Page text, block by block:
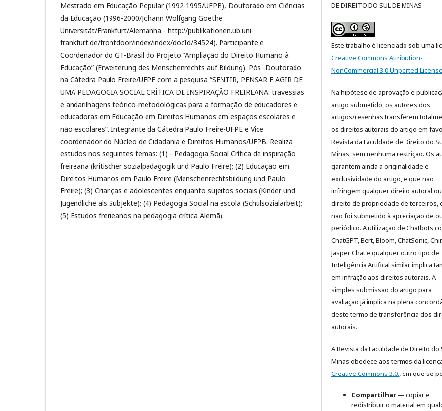
Mestrado em Educação Popular (1992-1995/UFPB), Doutorado em Ciências
da Educação (1996-2000/Johann Wolfgang Goethe
Universität/Frankfurt/Alemanha - http://publikationen.ub.uni-
frankfurt.de/frontdoor/index/index/docId/34524). Participante e
Coordenador do GT-Brasil do Projeto “Ampliação do Direito Humano à
Educação” (Erweiterung des Menschenrechts auf Bildung). Pós -Doutorado
na Cátedra Paulo Freire/UFPE com a pesquisa “SENTIR, PENSAR E AGIR DE
UMA PEDAGOGIA SOCIAL CRÍTICA DE INSPIRAÇÃO FREIREANA: travessias
e andarilhagens teórico-metodológicas para a formação de educadores e
educadoras em Educação em Direitos Humanos em espaços escolares e
não escolares”. Integrante da Cátedra Paulo Freire-UFPE e Vice
coordenador do Núcleo de Cidadania e Direitos Humanos/UFPB. Realiza
estudos nos seguintes temas: (1) - Pedagogia Social Crítica de inspiração
freireana (kritischer sozialpädagogik und Paulo Freire); (2) Educação em
Direitos Humanos em Paulo Freire (Menschenrechtsbildung und Paulo
Freire); (3) Crianças e adolescentes enquanto sujeitos sociais (Kinder und
Jugendliche als Subjekte); (4) Pedagogia Social na escola (Schulsozialarbeit);
(5) Estudos frerieanos na pedagogia crítica Alemã).
DE DIREITO DO SUL DE MINAS
Este trabalho é licenciado sob uma
Creative Commons Attribution-
NonCommercial 3.0 Unported License
Na hipótese de aprovação e
artigo submetido, os autores dos
artigos/resenhas transferem
os direitos autorais do artigo em
Revista da Faculdade de Direito do
Minas, sem nenhuma restrição. Os
garantem ainda a originalidade e
exclusividade do artigo, e que não
infringem qualquer direito autoral
direito de propriedade de terceiros,
não foi submetido à apreciação de
periódico. A utilização de Chatbots
ChatGPT, Bert, Bloom, ChatSonic,
Jasper Chat e qualquer outro tipo de
Inteligência Artifical similar implica
em infração aos direitos autorais. A
simples submissão do artigo para
avaliação já implica na plena
deste termo de transferência dos
autorais.
A Revista da Faculdade de Direito do
Minas obedece aos termos da licença
Creative Commons 3.0., em que se
Compartilhar — copiar e
redistribuir o material em